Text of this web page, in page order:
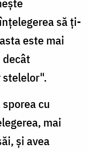
să ți-
este mai
cu
mai
și avea